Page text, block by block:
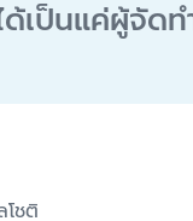
ได้เป็นแค่ผู้จัด
ชติ